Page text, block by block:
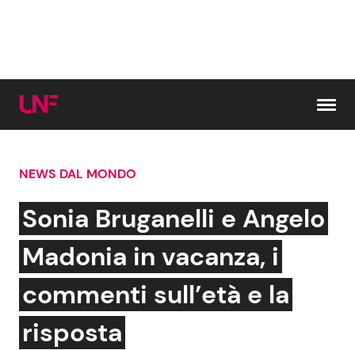
Cerca:
News e Cronaca
Attualità Italiana
Dal Mondo
Gossip e TV
Bellezze VIP
NEWS DAL MONDO
Sonia Bruganelli e Angelo
Madonia in vacanza, i
commenti sull’età e la
risposta